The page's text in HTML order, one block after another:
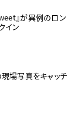
』が異例のロン
イン
現場写真をキャッチ